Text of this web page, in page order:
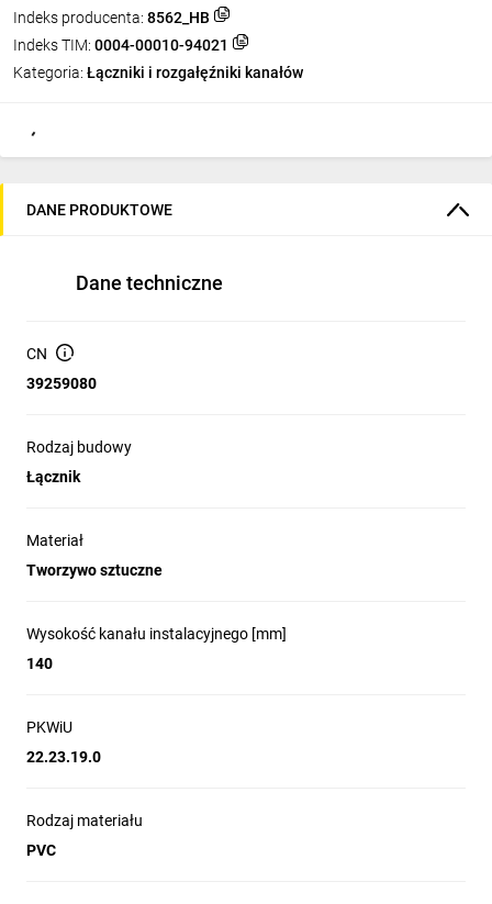
Indeks producenta: 8562_HB
Indeks TIM: 0004-00010-94021
Kategoria: Łączniki i rozgałęźniki kanałów
DANE PRODUKTOWE
Dane techniczne
CN
39259080
Rodzaj budowy
Łącznik
Materiał
Tworzywo sztuczne
Wysokość kanału instalacyjnego [mm]
140
PKWiU
22.23.19.0
Rodzaj materiału
PVC